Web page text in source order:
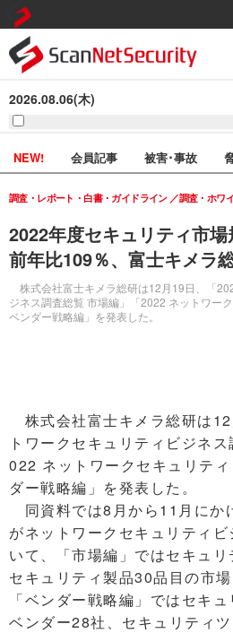
2026.08.06(木)
NEW! 会員記事 被害･事故
2022年度セキュリティ市
前年比109％、富士キメラ
株式会社富士キメラ総研は12月19日、「
ジネス調査総覧 市場編」「2022 ネットワー
ベンダー戦略編」を発表した。
調査・レポート・白書・ガイドライン 調査・ホワ
株式会社富士キメラ総研は
トワークセキュリティビジネ
022 ネットワークセキュリテ
ダー戦略編」を発表した。
同資料では8月から11月にか
がネットワークセキュリティ
いて、「市場編」ではセキュリ
セキュリティ製品30品目の市場
「ベンダー戦略編」ではセキ
ベンダー28社、セキュリティ